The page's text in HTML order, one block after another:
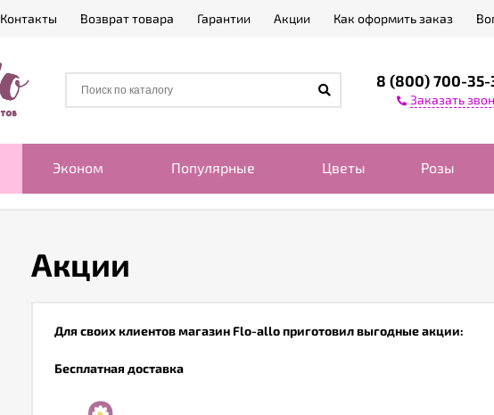
Контакты Возврат товара Гарантии Акции Как оформить заказ
8 (800) 700-35-
Заказать
Эконом Популярные Цветы Розы
Акции
Для своих клиентов магазин Flo-allo приготовил выгодные акции:
Бесплатная доставка